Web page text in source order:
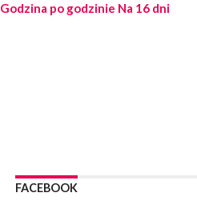
23 lipca 2026
POWIAT PROSZOWICE. Obchody
WYDARZENIA
Godzina po godzinie Na 16 dni
FACEBOOK